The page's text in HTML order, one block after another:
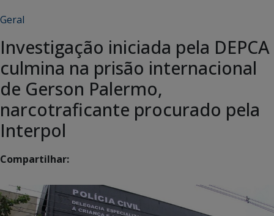
Geral
Investigação iniciada pela DEPCA
culmina na prisão internacional
de Gerson Palermo,
narcotraficante procurado pela
Interpol
Compartilhar: